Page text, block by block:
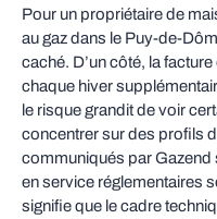
Pour un propriétaire de
au gaz dans le Puy-de-
caché. D’un côté, la
chaque hiver
le risque grandit de voir
concentrer sur des profils
communiqués par Gazend
en service réglementaires
signifie que le cadre